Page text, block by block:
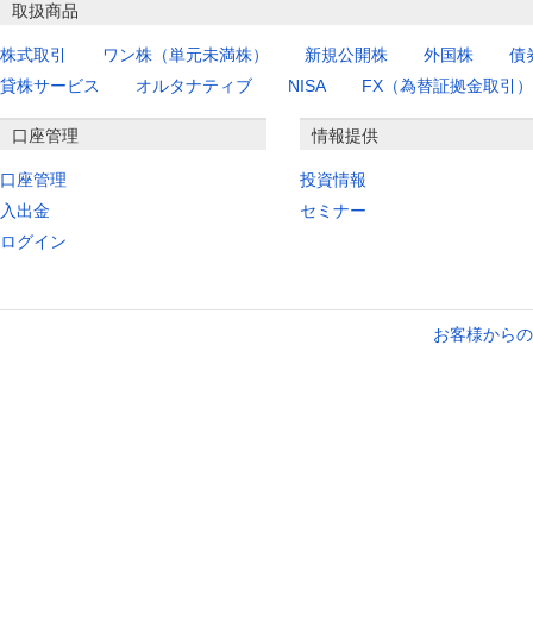
取扱商品
株式取引 ワン株（単元未満株） 新規公開株 外国株
債
貸株サービス
オルタナティブ NISA FX（為替証拠金取引）
口座管理
口座管理
入出金
ログイン
情報提供
投資情報
セミナー
お客様から